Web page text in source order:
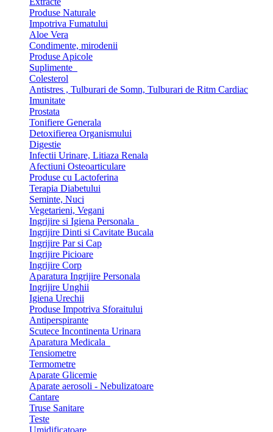
Produse Naturale
Impotriva Fumatului
Aloe Vera
Condimente, mirodenii
Produse Apicole
Suplimente
Colesterol
Antistres , Tulburari de Somn, Tulburari de Ritm Cardiac
Imunitate
Prostata
Tonifiere Generala
Detoxifierea Organismului
Digestie
Infectii Urinare, Litiaza Renala
Afectiuni Osteoarticulare
Produse cu Lactoferina
Terapia Diabetului
Seminte, Nuci
Vegetarieni, Vegani
Ingrijire si Igiena Personala
Ingrijire Dinti si Cavitate Bucala
Ingrijire Par si Cap
Ingrijire Picioare
Ingrijire Corp
Aparatura Ingrijire Personala
Ingrijire Unghii
Igiena Urechii
Produse Impotriva Sforaitului
Antiperspirante
Scutece Incontinenta Urinara
Aparatura Medicala
Tensiometre
Termometre
Aparate Glicemie
Aparate aerosoli - Nebulizatoare
Cantare
Truse Sanitare
Teste
Umidificatoare